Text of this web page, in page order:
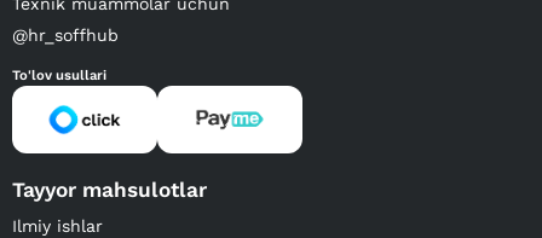
@hr_soffhub
To'lov usullari
Tayyor mahsulotlar
Ilmiy ishlar